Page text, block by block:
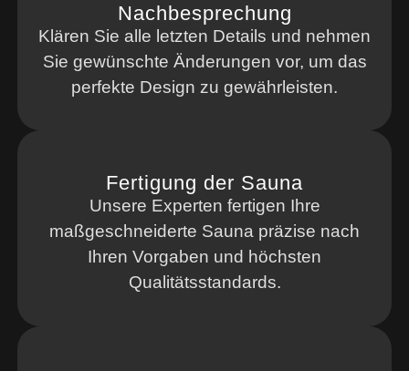
Nachbesprechung
Klären Sie alle letzten Details und nehmen
Sie gewünschte Änderungen vor, um das
perfekte Design zu gewährleisten.
Fertigung der Sauna
Unsere Experten fertigen Ihre
maßgeschneiderte Sauna präzise nach
Ihren Vorgaben und höchsten
Qualitätsstandards.